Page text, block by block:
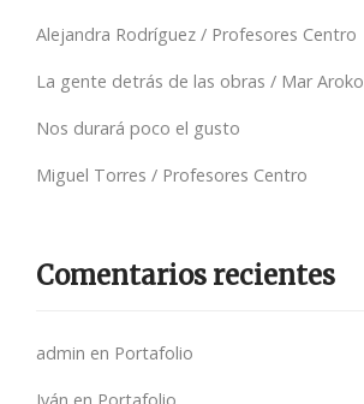
Alejandra Rodríguez / Profesores Centro
La gente detrás de las obras / Mar Aroko
Nos durará poco el gusto
Miguel Torres / Profesores Centro
Comentarios recientes
admin en Portafolio